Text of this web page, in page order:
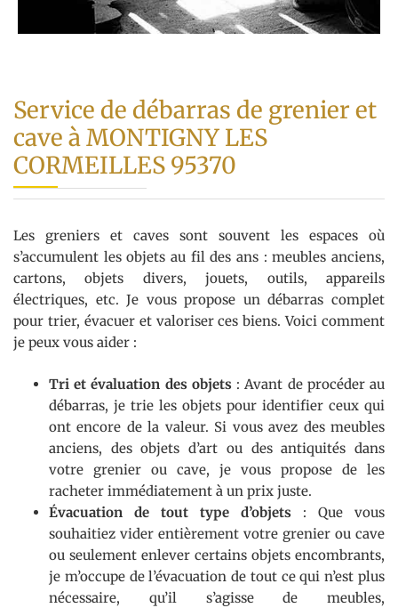
Service de débarras de grenier et
cave à MONTIGNY LES
CORMEILLES 95370
Les greniers et caves sont souvent les espaces où
s’accumulent les objets au fil des ans : meubles anciens,
cartons, objets divers, jouets, outils, appareils
électriques, etc. Je vous propose un débarras complet
pour trier, évacuer et valoriser ces biens. Voici comment
je peux vous aider :
Tri et évaluation des objets: Avant de procéder au
débarras, je trie les objets pour identifier ceux qui
ont encore de la valeur. Si vous avez des meubles
anciens, des objets d’art ou des antiquités dans
votre grenier ou cave, je vous propose de les
racheter immédiatement à un prix juste.
Évacuation de tout type d’objets : Que vous
souhaitiez vider entièrement votre grenier ou cave
ou seulement enlever certains objets encombrants,
je m’occupe de l’évacuation de tout ce qui n’est plus
nécessaire, qu’il s’agisse de meubles,